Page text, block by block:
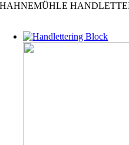
HAHNEMÜHLE